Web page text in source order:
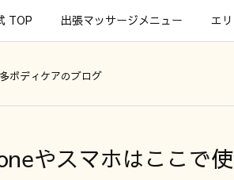
TOP 出張マッサージメニュー エ
ボディケアのブログ
やスマホはここで